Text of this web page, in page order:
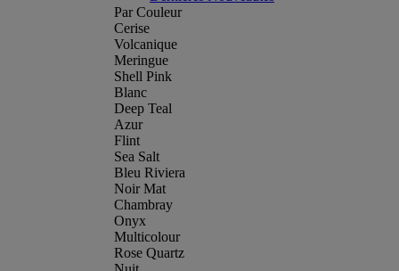
Par Couleur
Cerise
Volcanique
Meringue
Shell Pink
Blanc
Deep Teal
Azur
Flint
Sea Salt
Bleu Riviera
Noir Mat
Chambray
Onyx
Multicolour
Rose Quartz